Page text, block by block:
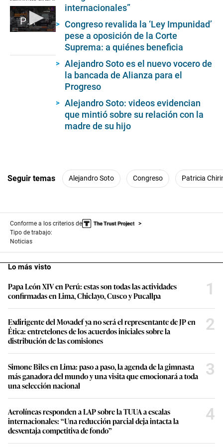
5
3
s
n
Punto Final: caso congresista diez por ciento
internacionales”
Congreso revalida la ‘Ley Impunidad’
pese a oposición de la Corte
Suprema: a quiénes beneficia
Alejandro Soto es el nuevo vocero de
la bancada de Alianza para el
Progreso
Alejandro Soto: videos evidencian
que mintió sobre su relación con la
madre de su hijo
Seguir temas Alejandro Soto Congreso Patricia
Conforme a los criterios de
Tipo de trabajo:
Noticias
Lo más visto
Papa León XIV en Perú: estas son todas las actividades
confirmadas en Lima, Chiclayo, Cusco y Pucallpa
1
Exdirigente del Movadef ya no será el representante de JP en
Ética: entretelones de los acuerdos iniciales sobre la
distribución de las comisiones
2
Simone Biles en Lima: paso a paso, la agenda de la gimnasta
más ganadora del mundo y una visita que emocionará a toda
una selección nacional
3
Aerolíneas responden a LAP sobre la TUUA a escalas
internacionales: “Una reducción parcial deja intacta la
desventaja competitiva de fondo”
4